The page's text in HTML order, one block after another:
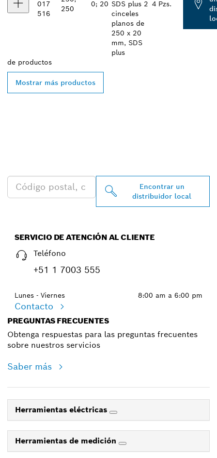
017
516
250
0; 20 SDS plus 2
cinceles
planos de
250 x 20
mm, SDS
plus
4 Pzs.
de productos
Mostrar más productos
Encontrar un
distribuidor local
SERVICIO DE ATENCIÓN AL CLIENTE
Teléfono
+51 1 7003 555
Lunes - Viernes 8:00 am a 6:00 pm
Contacto
PREGUNTAS FRECUENTES
Obtenga respuestas para las preguntas frecuentes
sobre nuestros servicios
Saber más
Herramientas eléctricas
Herramientas de medición